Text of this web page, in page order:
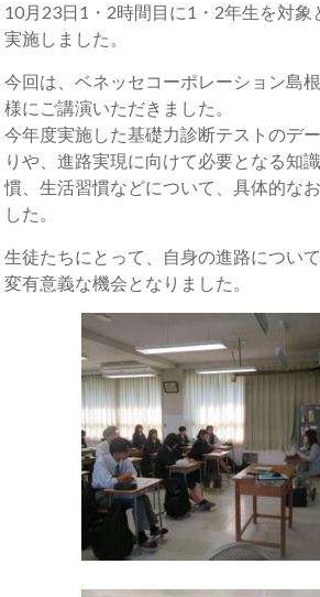
10月23日1・2時間目に1・2年生を対象
実施しました。
今回は、ベネッセコーポレーション島
様にご講演いただきました。
今年度実施した基礎力診断テストのデ
りや、進路実現に向けて必要となる知
慣、生活習慣などについて、具体的な
した。
生徒たちにとって、自身の進路につい
変有意義な機会となりました。